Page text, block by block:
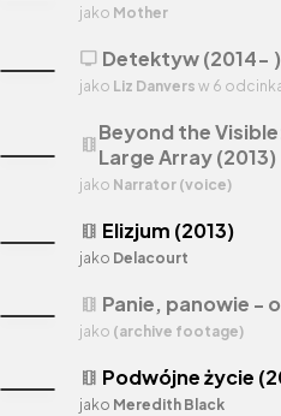
theatersBeyond the
Large Array (2013)
jako Narrator (voice)
theaters Elizjum (2013)
jako Delacourt
theaters Podwójne życie
jako Meredith Black
theaters Panie, panowie -
jako (archive footage)
jako Mother
tv Detektyw (2014- )
jako Liz Danvers w 6